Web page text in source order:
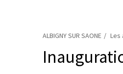
ALBIGNY SUR SAONE Les